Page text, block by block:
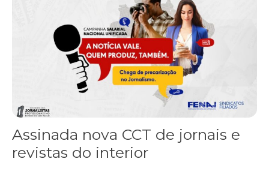
Assinada nova CCT de jornais e
revistas do interior